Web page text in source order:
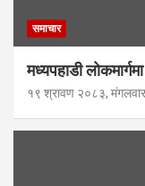
समाचार
मध्यपहाडी
१९ श्रावण २०८३,